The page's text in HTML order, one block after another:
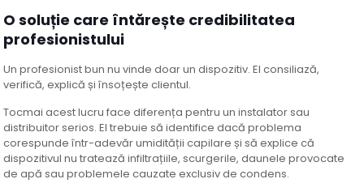
O soluție care întărește credibilitatea
profesionistului
Un profesionist bun nu vinde doar un dispozitiv. El consiliază,
verifică, explică și însoțește clientul.
Tocmai acest lucru face diferența pentru un instalator sau
distribuitor serios. El trebuie să identifice dacă problema
corespunde într-adevăr umidității capilare și să explice că
dispozitivul nu tratează infiltrațiile, scurgerile, daunele provocate
de apă sau problemele cauzate exclusiv de condens.